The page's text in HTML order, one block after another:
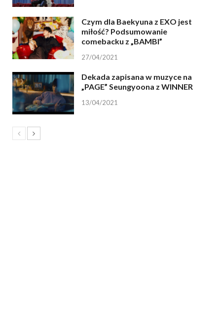
Czym dla Baekyuna z EXO jest
miłość? Podsumowanie
comebacku z „BAMBI”
27/04/2021
Dekada zapisana w muzyce na
„PAGE” Seungyoona z WINNER
13/04/2021